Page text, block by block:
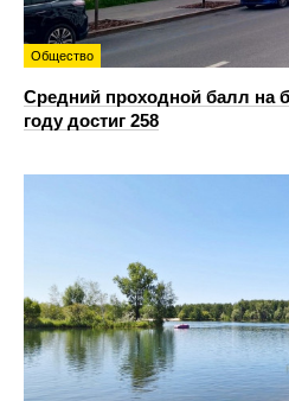
Общество
Средний проходной балл на
году достиг 258